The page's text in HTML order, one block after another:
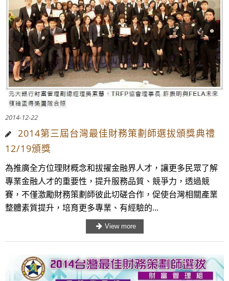
2014-12-22
2014第三屆台灣最佳財務策劃師選拔頒獎典禮
12/19頒獎
為推廣全方位理財概念和拔擢金融界人才，讓更多民眾了解
專業金融人才的重要性，提升服務品質、競爭力，透過競
賽，不僅激勵財務策劃師彼此切磋合作，促使台灣相關產業
整體素質提升，培育更多專業、有經驗的...